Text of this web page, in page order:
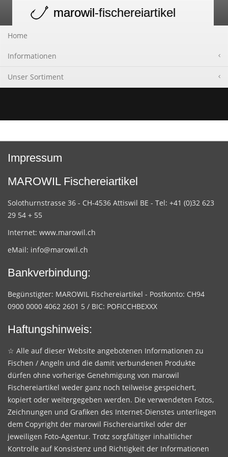
navigation
marowil-fischereiartikel
Home
Informationen
Unser Sortiment
Impressum
MAROWIL Fischereiartikel
Solothurnstrasse 36 - CH-4536 Attiswil BE - Tel: +41 (0)32 623
29 54 + 55
Internet: www.marowil.ch
eMail: info@marowil.ch
Bankverbindung:
Begünstigter: MAROWIL Fischereiartikel - Postkonto: CH94
0900 0000 4062 2601 5 / BIC: POFICCHBEXXX
Haftungshinweis:
☆ Alle auf dieser Website angebotenen Informationen zu
Fischen / Angeln und die damit verbundenen Produkte
dürfen ohne vorherige Genehmigung von marowil
Fischereiartikel weder ganz noch teilweise gespeichert,
kopiert oder weitergegeben werden. Die verwendeten Fotos,
Zeichnungen und Grafiken des Internet-Dienstes unterliegen
dem Copyright der marowil Fischereiartikel oder der
jeweiligen Foto-Agentur. Trotz sorgfältiger inhaltlicher
Kontrolle auf Konsistenz und Richtigkeit der Informationen